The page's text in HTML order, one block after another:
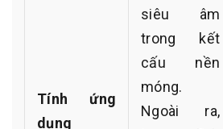
Tính ứng
dụng
siêu âm
trong kết
cấu nền
móng.
Ngoài ra,